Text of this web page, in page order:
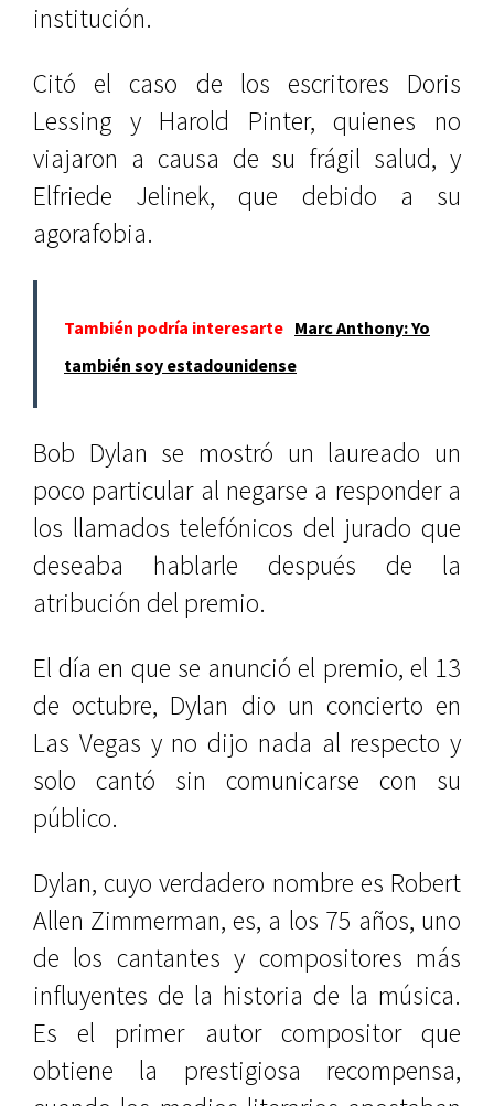
institución.
Citó el caso de los escritores Doris
Lessing y Harold Pinter, quienes no
viajaron a causa de su frágil salud, y
Elfriede Jelinek, que debido a su
agorafobia.
También podría interesarte Marc Anthony: Yo
también soy estadounidense
Bob Dylan se mostró un laureado un
poco particular al negarse a responder a
los llamados telefónicos del jurado que
deseaba hablarle después de la
atribución del premio.
El día en que se anunció el premio, el 13
de octubre, Dylan dio un concierto en
Las Vegas y no dijo nada al respecto y
solo cantó sin comunicarse con su
público.
Dylan, cuyo verdadero nombre es Robert
Allen Zimmerman, es, a los 75 años, uno
de los cantantes y compositores más
influyentes de la historia de la música.
Es el primer autor compositor que
obtiene la prestigiosa recompensa,